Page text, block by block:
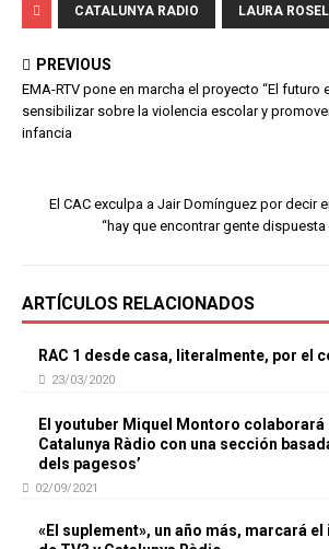
CATALUNYA RADIO LAURA ROSEL
PREVIOUS
EMA-RTV pone en marcha el proyecto “El futuro
sensibilizar sobre la violencia escolar y
infancia
El CAC exculpa a Jair Domínguez por decir
“hay que encontrar gente dispuesta
ARTÍCULOS RELACIONADOS
RAC 1 desde casa, literalmente, por el
23/03/2020
El youtuber Miquel Montoro colaborará
Catalunya Ràdio con una sección
dels pagesos’
02/09/2021
«El suplement», un año más, marcará